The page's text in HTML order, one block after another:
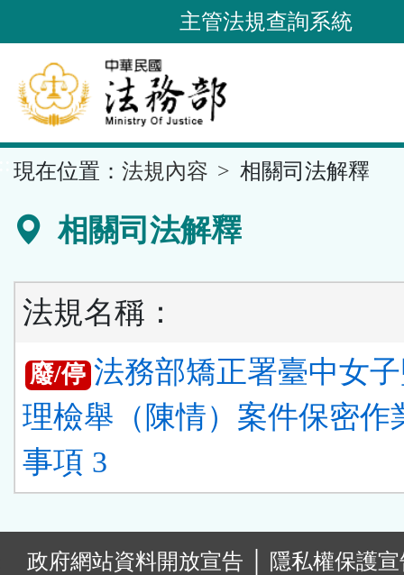
到
要
內
容
區
主管法規查詢系統
現在位置： 法規內容 相關司法解釋
相關司法解釋
法規名稱：
廢/停 法務部矯正署臺中女
理檢舉（陳情）案件保密作
事項 3
政府網站資料開放宣告
隱私權保護